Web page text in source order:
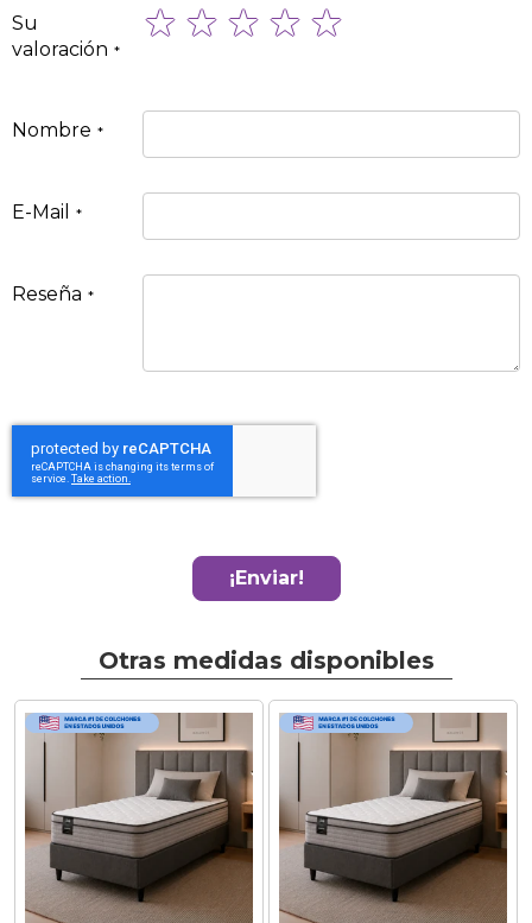
Su
valoración
1
star
2
stars
3
stars
4
stars
5
stars
Nombre
E-Mail
Reseña
¡Enviar!
Otras medidas disponibles